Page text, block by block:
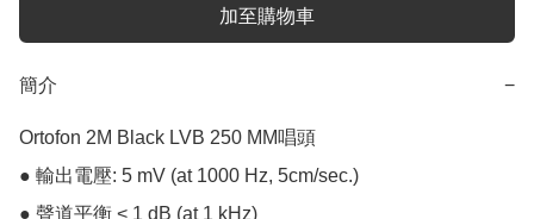
加至購物車
簡介 −
Ortofon 2M Black LVB 250 MM唱頭
● 輸出電壓: 5 mV (at 1000 Hz, 5cm/sec.)
● 聲道平衡 < 1 dB (at 1 kHz)